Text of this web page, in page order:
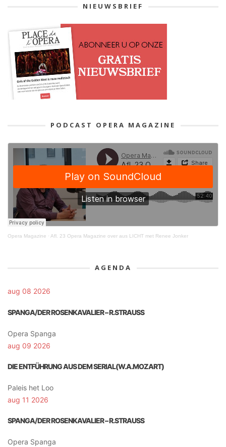
NIEUWSBRIEF
PODCAST OPERA MAGAZINE
Opera Magazine · Afl. 23 Opera Magazine over aus LICHT met Renee Jonker
AGENDA
aug 08 2026
SPANGA/DER ROSENKAVALIER – R.STRAUSS
Opera Spanga
aug 09 2026
DIE ENTFÜHRUNG AUS DEM SERIAL(W.A.MOZART)
Paleis het Loo
aug 11 2026
SPANGA/DER ROSENKAVALIER – R.STRAUSS
Opera Spanga